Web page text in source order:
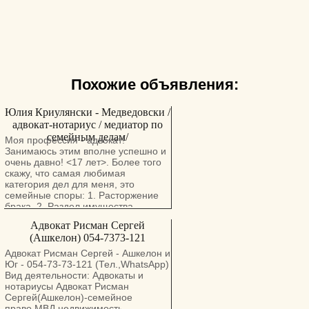
Похожие объявления:
Юлия Криулянски - Медведовски /
адвокат-нотариус / медиатор по
семейным делам/
Моя профессия - адвокат!
Занимаюсь этим вполне успешно и
очень давно! <17 лет>. Более того
скажу, что самая любимая
категория дел для меня, это
семейные споры: 1. Расторжение
брака. 2. Раздел имущества
(алименты не только на
содержание детей, но и на
содержание бывших супругов). 4.
Взыскание дополнительных
расходов на содержание ребенка.
5. Установление места жительства
ребенка/детей с одним из
родителей. 6. Установление
Адвокат Рисман Сергей
(Ашкелон) 054-7373-121
Адвокат Рисман Сергей - Ашкелон и
Юг - 054-73-73-121 (Тел.,WhatsApp)
Вид деятельности: Адвокаты и
нoтариусы Адвокат Рисман
Сергей(Ашкелон)-семейное